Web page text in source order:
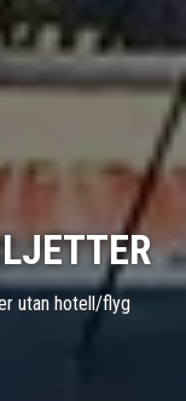
utan hotell/flyg